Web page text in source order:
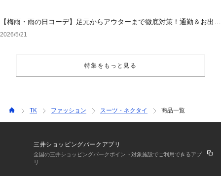
【梅雨・雨の日コーデ】足元からアウターまで徹底対策！通勤＆お出か
けを乗り切る「大人の撥水・ウォッシャブル」特集
2026/5/21
特集をもっと見る
TK ファッション スーツ・ネクタイ 商品一覧
三井ショッピングパークアプリ
全国の三井ショッピングパークポイント対象施設でご利用できるアプ
リ